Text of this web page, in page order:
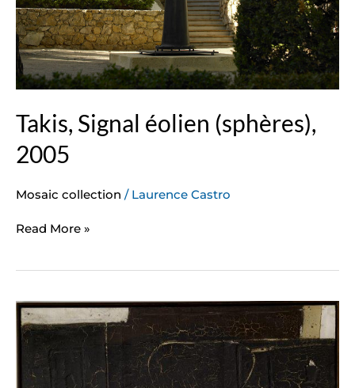
Takis, Signal éolien (sphères),
2005
Mosaic collection / Laurence Castro
Read More »
Antoni
Tapiès,
Grande
surface
marron,